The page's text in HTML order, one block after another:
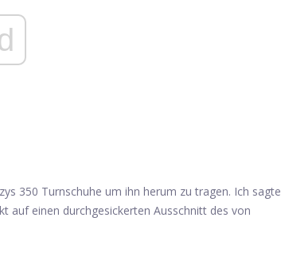
350 Turnschuhe um ihn herum zu tragen. Ich sagte
auf einen durchgesickerten Ausschnitt des von